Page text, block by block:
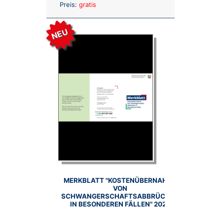
Preis: gratis
NEU
MERKBLATT "KOSTENÜBERNAHME
VON
SCHWANGERSCHAFTSABBRÜCHEN
IN BESONDEREN FÄLLEN" 2026